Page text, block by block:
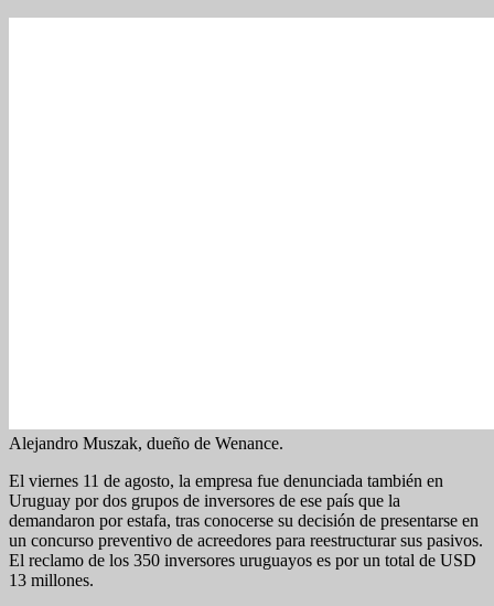
Alejandro Muszak, dueño de Wenance.
El viernes 11 de agosto, la empresa fue denunciada también en
Uruguay por dos grupos de inversores de ese país que la
demandaron por estafa, tras conocerse su decisión de presentarse en
un concurso preventivo de acreedores para reestructurar sus pasivos.
El reclamo de los 350 inversores uruguayos es por un total de USD
13 millones.